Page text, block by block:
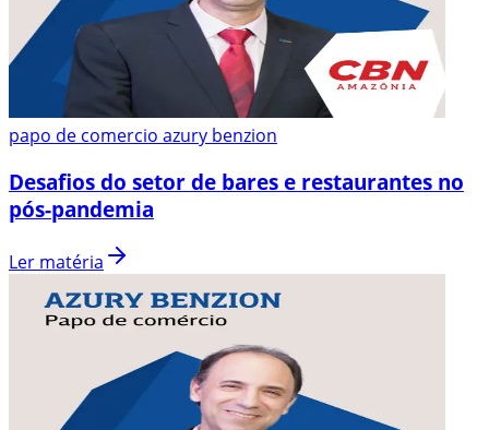
papo de comercio azury benzion
Desafios do setor de bares e restaurantes no
pós-pandemia
Ler matéria